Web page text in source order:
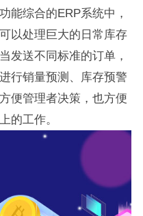
能综合的ERP系统中，
以处理巨大的日常库存
发送不同标准的订单，
行销量预测、库存预警
便管理者决策，也方便
的工作。